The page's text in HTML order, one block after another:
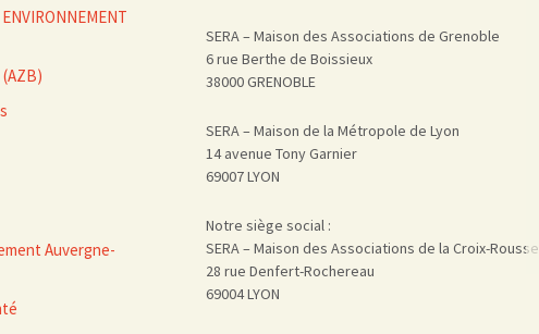
Auvergne-
SERA – Maison des Associations de Grenoble
6 rue Berthe de Boissieux
38000 GRENOBLE
SERA – Maison de la Métropole de Lyon
14 avenue Tony Garnier
69007 LYON
Notre siège social :
SERA – Maison des Associations de la Croix-Rousse
28 rue Denfert-Rochereau
69004 LYON